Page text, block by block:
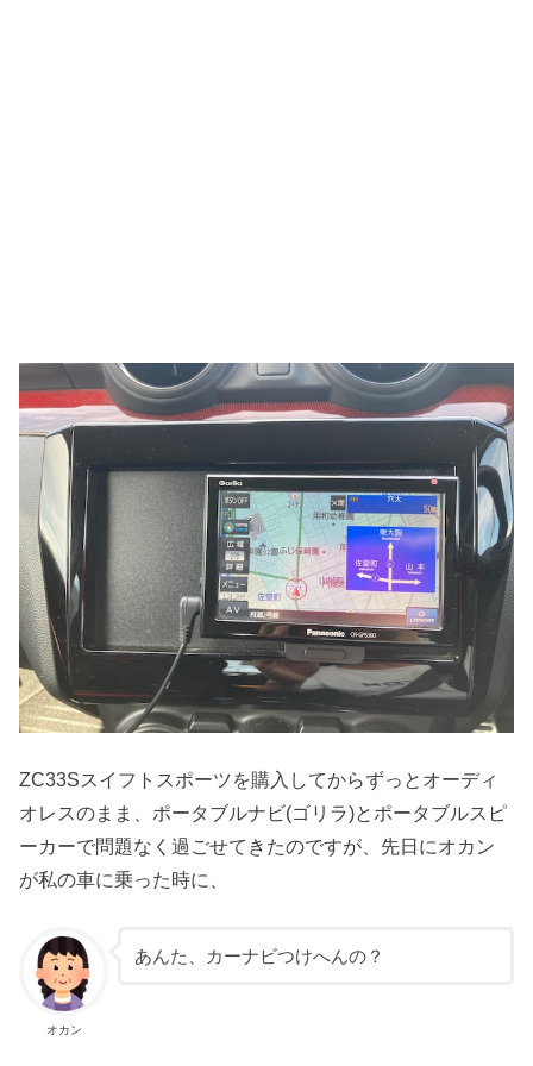
ZC33Sスイフトスポーツを購入してからずっとオーディ
オレスのまま、ポータブルナビ(ゴリラ)とポータブルスピ
ーカーで問題なく過ごせてきたのですが、先日にオカン
が私の車に乗った時に、
オカン
あんた、カーナビつけへんの？